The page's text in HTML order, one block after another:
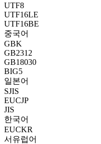
UTF8
UTF16LE
UTF16BE
중국어
GBK
GB2312
GB18030
BIG5
일본어
SJIS
EUCJP
JIS
한국어
EUCKR
서유럽어